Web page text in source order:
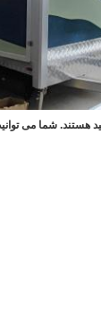
هستند. شما می